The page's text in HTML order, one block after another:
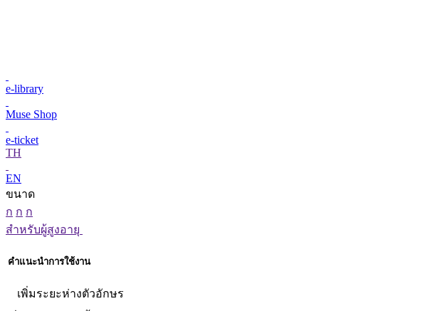
e-library
Muse Shop
e-ticket
TH
EN
ขนาด
ก ก ก
สำหรับผู้สูงอายุ
คำแนะนำการใช้งาน
เพิ่มระยะห่างตัวอักษร